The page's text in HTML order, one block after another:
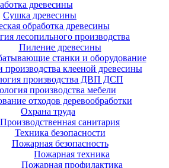
древесины
Сушка древесины
обработка древесины
лесопильного производства
Пиление древесины
станки и оборудование
производства клееной древесины
производства ДВП ДСП
производства мебели
отходов деревообработки
Охрана труда
Производственная санитария
Техника безопасности
Пожарная безопасность
Пожарная техника
Пожарная профилактика